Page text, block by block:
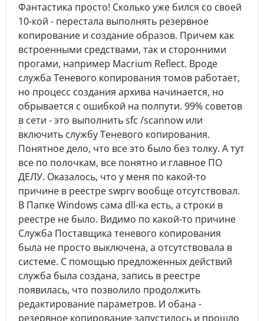
Фантастика просто! Сколько уже бился со своей
10-кой - перестала выполнять резервное
копирование и создание образов. Причем как
встроенными средствами, так и сторонними
прогами, например Macrium Reflect. Вроде
служба Теневого копирования томов работает,
но процесс создания архива начинается, но
обрывается с ошибкой на полпути. 99% советов
в сети - это выполнить sfc /scannow или
включить службу Теневого копирования.
Понятное дело, что все это было без толку. А тут
все по полочкам, все понятно и главное ПО
ДЕЛУ. Оказалось, что у меня по какой-то
причине в реестре swprv вообще отсутствовал.
В Папке Windows сама dll-ка есть, а строки в
реестре не было. Видимо по какой-то причине
Служба Поставщика теневого копирования
была не просто выключена, а отсутствовала в
системе. С помощью предложенных действий
служба была создана, запись в реестре
появилась, что позволило продолжить
редактирование параметров. И обана -
резервное копирование запустилось и прошло